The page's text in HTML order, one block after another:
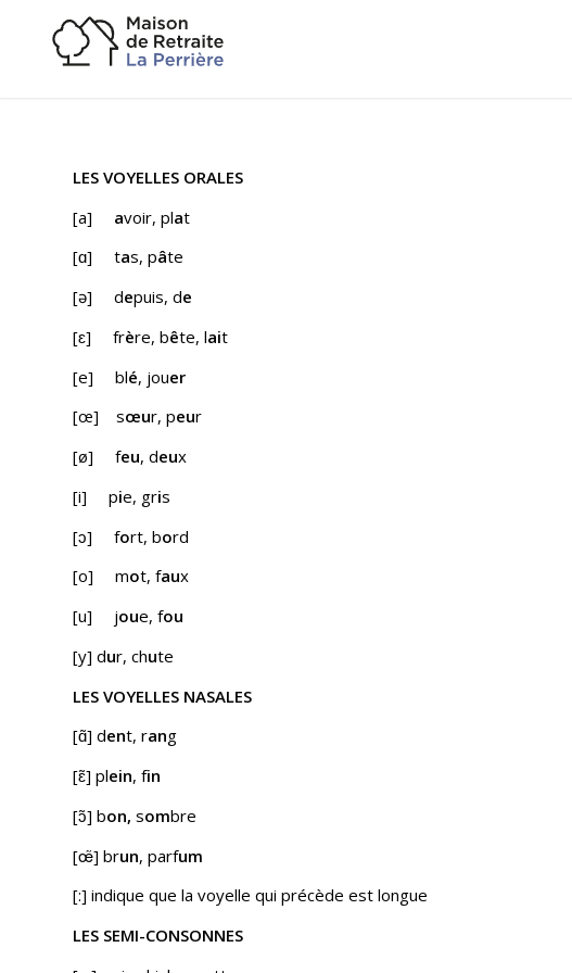
LES VOYELLES ORALES
[a] avoir, plat
[ɑ] tas, pâte
[ə] depuis, de
[ɛ] frère, bête, lait
[e] blé, jouer
[œ] sœur, peur
[ø] feu, deux
[i] pie, gris
[ɔ] fort, bord
[o] mot, faux
[u] joue, fou
[y] dur, chute
LES VOYELLES NASALES
[ɑ̃] dent, rang
[ɛ̃] plein, fin
[ɔ̃] bon, sombre
[œ̃] brun, parfum
[:] indique que la voyelle qui précède est longue
LES SEMI-CONSONNES